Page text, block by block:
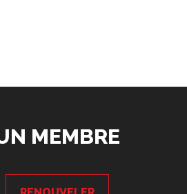
MEMBRE